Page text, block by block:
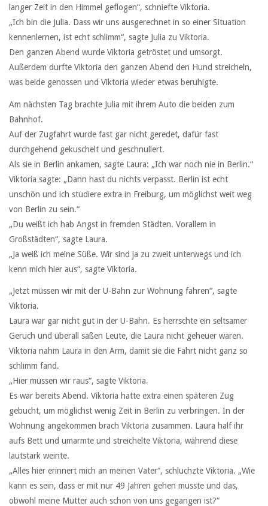
langer Zeit in den Himmel geflogen“, schniefte Viktoria.
„Ich bin die Julia. Dass wir uns ausgerechnet in so einer Situation
kennenlernen, ist echt schlimm“, sagte Julia zu Viktoria.
Den ganzen Abend wurde Viktoria getröstet und umsorgt.
Außerdem durfte Viktoria den ganzen Abend den Hund streicheln,
was beide genossen und Viktoria wieder etwas beruhigte.
Am nächsten Tag brachte Julia mit ihrem Auto die beiden zum
Bahnhof.
Auf der Zugfahrt wurde fast gar nicht geredet, dafür fast
durchgehend gekuschelt und geschnullert.
Als sie in Berlin ankamen, sagte Laura: „Ich war noch nie in Berlin.“
Viktoria sagte: „Dann hast du nichts verpasst. Berlin ist echt
unschön und ich studiere extra in Freiburg, um möglichst weit weg
von Berlin zu sein.“
„Du weißt ich hab Angst in fremden Städten. Vorallem in
Großstädten“, sagte Laura.
„Ja weiß ich meine Süße. Wir sind ja zu zweit unterwegs und ich
kenn mich hier aus“, sagte Viktoria.
„Jetzt müssen wir mit der U-Bahn zur Wohnung fahren“, sagte
Viktoria.
Laura war gar nicht gut in der U-Bahn. Es herrschte ein seltsamer
Geruch und überall saßen Leute, die Laura nicht geheuer waren.
Viktoria nahm Laura in den Arm, damit sie die Fahrt nicht ganz so
schlimm fand.
„Hier müssen wir raus“, sagte Viktoria.
Es war bereits Abend. Viktoria hatte extra einen späteren Zug
gebucht, um möglichst wenig Zeit in Berlin zu verbringen. In der
Wohnung angekommen brach Viktoria zusammen. Laura half ihr
aufs Bett und umarmte und streichelte Viktoria, während diese
lautstark weinte.
„Alles hier erinnert mich an meinen Vater“, schluchzte Viktoria. „Wie
kann es sein, dass er mit nur 49 Jahren gehen musste und das,
obwohl meine Mutter auch schon von uns gegangen ist?“